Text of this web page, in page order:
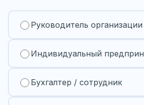
Руководитель
Индивидуальный
Бухгалтер / сотрудник